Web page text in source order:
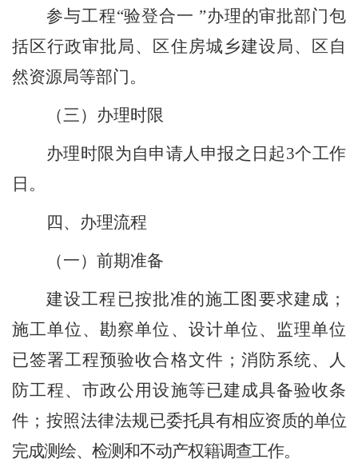
参与工程“验登合一 ”办理的审批部门包
括区行政审批局、区住房城乡建设局、
区自
然资源局等部门。
（三） 办理时限
办理时限为 自申请人申报之日起3个工作
日。
四、办理流程
（一） 前期准备
建设工程已按批准的施工图要求建成；
施工单位、勘察单位、设计单位、监理单位
已签署工程预验收合格文件；消防系统、人
防工程、市政公用设施等已建成具备验收条
件；按照法律法规已委托具有相应资质的单位
完成测绘、检测和不动产权籍调查工作。